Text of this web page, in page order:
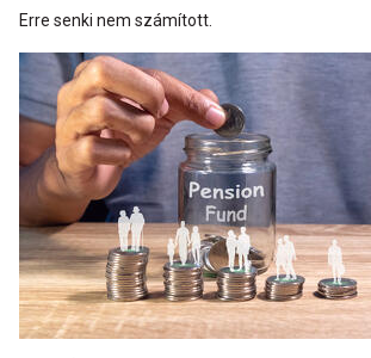
Erre senki nem számított.